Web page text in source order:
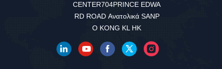
CENTER704PRINCE EDWA
RD ROAD Ανατολικά SANP
O KONG KL HK